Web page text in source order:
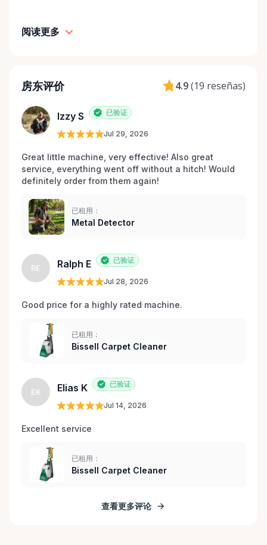
阅读更多
房东评价 4.9(19 reseñas)
Izzy S 已验证
Jul 29, 2026
Great little machine, very effective! Also great
service, everything went off without a hitch! Would
definitely order from them again!
已租用：
Metal Detector
RE Ralph E 已验证
Jul 28, 2026
Good price for a highly rated machine.
已租用：
Bissell Carpet Cleaner
EK Elias K 已验证
Jul 14, 2026
Excellent service
已租用：
Bissell Carpet Cleaner
查看更多评论